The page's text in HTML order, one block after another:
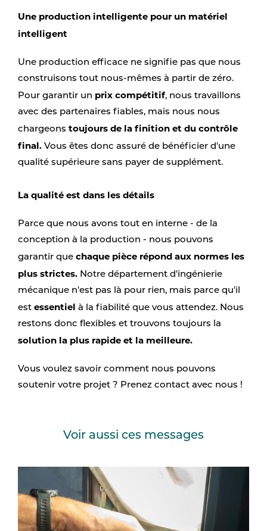
Une production intelligente pour un matériel
intelligent
Une production efficace ne signifie pas que nous
construisons tout nous-mêmes à partir de zéro.
Pour garantir un prix compétitif, nous travaillons
avec des partenaires fiables, mais nous nous
chargeons toujours de la finition et du contrôle
final. Vous êtes donc assuré de bénéficier d'une
qualité supérieure sans payer de supplément.
La qualité est dans les détails
Parce que nous avons tout en interne - de la
conception à la production - nous pouvons
garantir que chaque pièce répond aux normes les
plus strictes. Notre département d'ingénierie
mécanique n'est pas là pour rien, mais parce qu'il
est essentiel à la fiabilité que vous attendez. Nous
restons donc flexibles et trouvons toujours la
solution la plus rapide et la meilleure.
Vous voulez savoir comment nous pouvons
soutenir votre projet ? Prenez contact avec nous !
Voir aussi ces messages